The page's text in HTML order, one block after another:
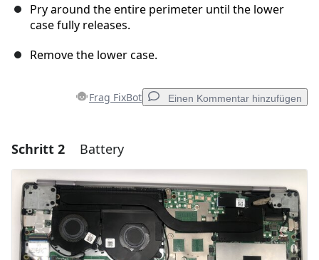
Pry around the entire perimeter until the lower
case fully releases.
Remove the lower case.
Frag FixBot Einen Kommentar hinzufügen
Einen Kommentar hinzufügen
Kommentar hinzufügen
Abbrechen Kommentieren
Schritt 2 Battery